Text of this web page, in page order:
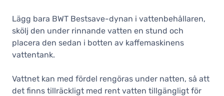
Lägg bara BWT Bestsave-dynan i vattenbehållaren,
skölj den under rinnande vatten en stund och
placera den sedan i botten av kaffemaskinens
vattentank.
Vattnet kan med fördel rengöras under natten, så att
det finns tillräckligt med rent vatten tillgängligt för